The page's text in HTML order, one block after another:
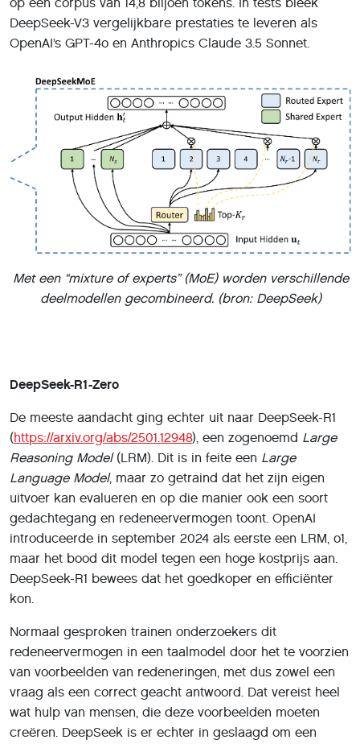
DeepSeek-V3 vergelijkbare prestaties te leveren als
OpenAI’s GPT-4o en Anthropics Claude 3.5 Sonnet.
Met een “mixture of experts” (MoE) worden verschillende
deelmodellen gecombineerd. (bron: DeepSeek)
DeepSeek-R1-Zero
De meeste aandacht ging echter uit naar DeepSeek-R1
(https://arxiv.org/abs/2501.12948), een zogenoemd Large
Reasoning Model(LRM). Dit is in feite een Large
Language Model, maar zo getraind dat het zijn eigen
uitvoer kan evalueren en op die manier ook een soort
gedachtegang en redeneervermogen toont. OpenAI
introduceerde in september 2024 als eerste een LRM, o1,
maar het bood dit model tegen een hoge kostprijs aan.
DeepSeek-R1 bewees dat het goedkoper en efficiënter
kon.
Normaal gesproken trainen onderzoekers dit
redeneervermogen in een taalmodel door het te voorzien
van voorbeelden van redeneringen, met dus zowel een
vraag als een correct geacht antwoord. Dat vereist heel
wat hulp van mensen, die deze voorbeelden moeten
creëren. DeepSeek is er echter in geslaagd om een